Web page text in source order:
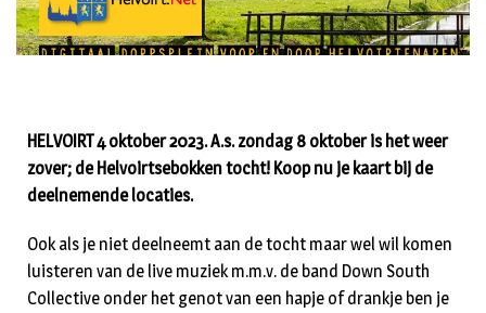
HELVOIRT 4 oktober 2023. A.s. zondag 8 oktober is het weer
zover; de Helvoirtsebokken tocht! Koop nu je kaart bij de
deelnemende locaties.
Ook als je niet deelneemt aan de tocht maar wel wil komen
luisteren van de live muziek m.m.v. de band Down South
Collective onder het genot van een hapje of drankje ben je